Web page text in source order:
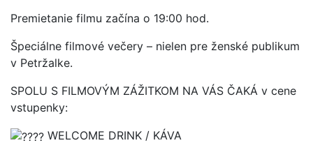
Premietanie filmu začína o 19:00 hod.
Špeciálne filmové večery – nielen pre ženské publikum
v Petržalke.
SPOLU S FILMOVÝM ZÁŽITKOM NA VÁS ČAKÁ v cene
vstupenky:
WELCOME DRINK / KÁVA